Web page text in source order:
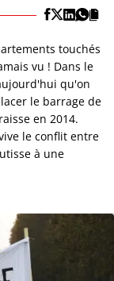
touchés
vu ! Dans le
qu'on
le barrage de
en 2014.
le conflit entre
à une